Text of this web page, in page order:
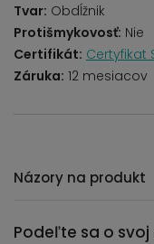
Tvar: Obdĺžnik
Protišmykovosť: Nie
Certifikát: Certyfikat
Záruka: 12 mesiacov
Názory na produkt
Podeľte sa o svoj